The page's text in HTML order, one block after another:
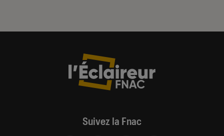
Suivez la Fnac